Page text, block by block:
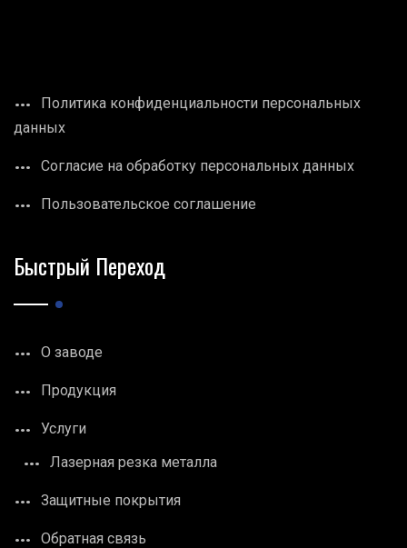
Политика конфиденциальности персональных
данных
Согласие на обработку персональных данных
Пользовательское соглашение
Быстрый Переход
О заводе
Продукция
Услуги
Лазерная резка металла
Защитные покрытия
Обратная связь